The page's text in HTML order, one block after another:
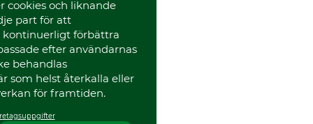
cookies och liknande
part för att
kontinuerligt förbättra
efter användarnas
behandlas
som helst återkalla eller
för framtiden.